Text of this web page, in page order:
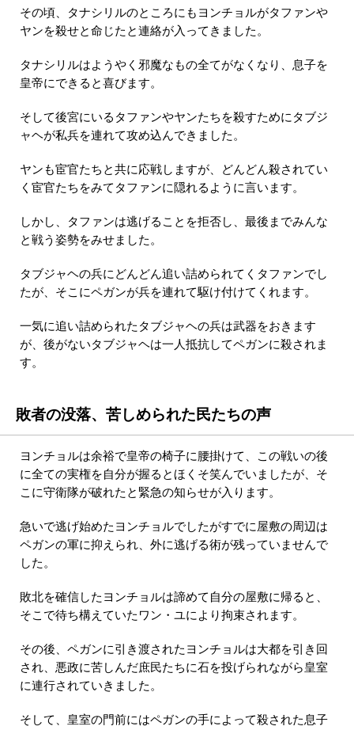
その頃、タナシリルのところにもヨンチョルがタファンや
ヤンを殺せと命じたと連絡が入ってきました。
タナシリルはようやく邪魔なもの全てがなくなり、息子を
皇帝にできると喜びます。
そして後宮にいるタファンやヤンたちを殺すためにタブジ
ャヘが私兵を連れて攻め込んできました。
ヤンも宦官たちと共に応戦しますが、どんどん殺されてい
く宦官たちをみてタファンに隠れるように言います。
しかし、タファンは逃げることを拒否し、最後までみんな
と戦う姿勢をみせました。
タブジャヘの兵にどんどん追い詰められてくタファンでし
たが、そこにペガンが兵を連れて駆け付けてくれます。
一気に追い詰められたタブジャヘの兵は武器をおきます
が、後がないタブジャヘは一人抵抗してペガンに殺されま
す。
敗者の没落、苦しめられた民たちの声
ヨンチョルは余裕で皇帝の椅子に腰掛けて、この戦いの後
に全ての実権を自分が握るとほくそ笑んでいましたが、そ
こに守衛隊が破れたと緊急の知らせが入ります。
急いで逃げ始めたヨンチョルでしたがすでに屋敷の周辺は
ペガンの軍に抑えられ、外に逃げる術が残っていませんで
した。
敗北を確信したヨンチョルは諦めて自分の屋敷に帰ると、
そこで待ち構えていたワン・ユにより拘束されます。
その後、ペガンに引き渡されたヨンチョルは大都を引き回
され、悪政に苦しんだ庶民たちに石を投げられながら皇室
に連行されていきました。
そして、皇室の門前にはペガンの手によって殺された息子